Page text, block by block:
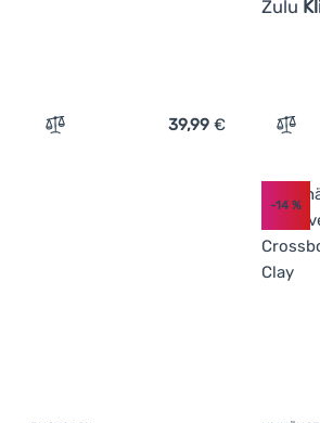
Zum Vergleich 'Umhängetasche
39,99 €
Zulu
-14%